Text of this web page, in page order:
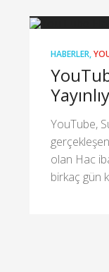
HABERLER,
YouTube,
olan Hac
birkaç gün